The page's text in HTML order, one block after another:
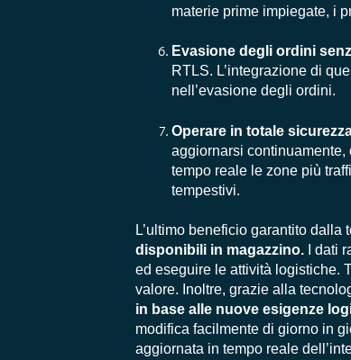
materie prime impiegate, i
Evasione degli ordini
RTLS. L’integrazione di
nell’evasione degli ordini.
Operare in totale
aggiornarsi
tempo reale le zone più
tempestivi.
L’ultimo beneficio garantito
disponibili in magazzino. I dati
ed eseguire le attività logistiche.
valore. Inoltre, grazie alla
in base alle nuove esigenze
modifica facilmente di giorno in
aggiornata in tempo reale